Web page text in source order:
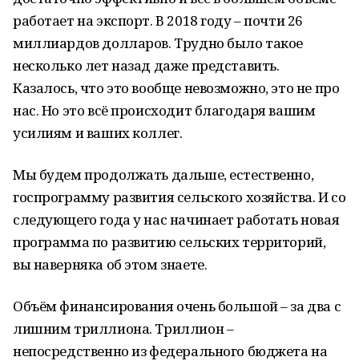
работает на экспорт. В 2018 году – почти 26
миллиардов долларов. Трудно было такое
несколько лет назад даже представить.
Казалось, что это вообще невозможно, это не про
нас. Но это всё происходит благодаря вашим
усилиям и ваших коллег.
Мы будем продолжать дальше, естественно,
госпрограмму развития сельского хозяйства. И со
следующего года у нас начинает работать новая
программа по развитию сельских территорий,
вы наверняка об этом знаете.
Объём финансирования очень большой – за два с
лишним триллиона. Триллион –
непосредственно из федерального бюджета на